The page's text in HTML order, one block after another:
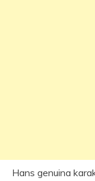
Hans genuina